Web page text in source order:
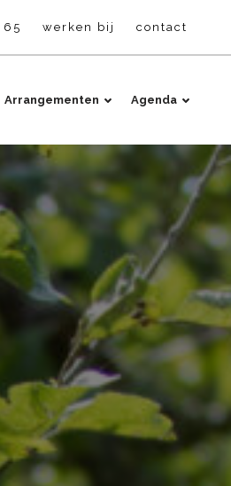
65 werken bij contact
Arrangementen Agenda